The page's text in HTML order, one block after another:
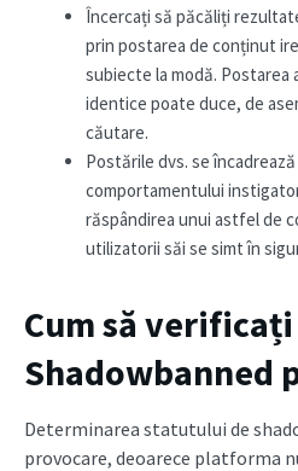
Încercați să păcăliți
prin postarea de conținut
subiecte la modă. Postarea
identice poate duce, de
căutare.
Postările dvs. se
comportamentului
răspândirea unui astfel de
utilizatorii săi se simt în
Cum să
Shadowbanned
Determinarea statutului de
provocare, deoarece platforma